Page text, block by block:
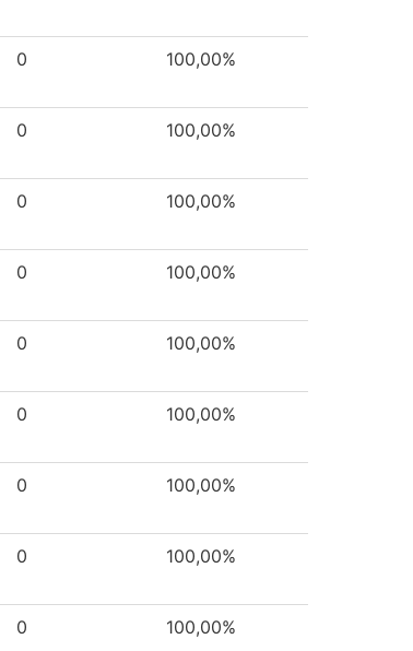
0 100,00%
0 100,00%
0 100,00%
0 100,00%
0 100,00%
0 100,00%
0 100,00%
0 100,00%
0 100,00%